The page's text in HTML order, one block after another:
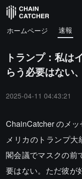
ホームページ 速報
トランプ：私は
らう必要はない
2025-04-11 04:43:21
ChainCatcher のメ
メリカのトランプ
閣会議でマスクの前
要はない。ただ彼が